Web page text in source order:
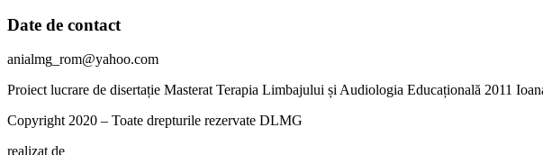
Date de contact
anialmg_rom@yahoo.com
Proiect lucrare de disertație Masterat Terapia Limbajului și Audiologia Educațională 2011
Copyright 2020 – Toate drepturile rezervate DLMG
realizat de